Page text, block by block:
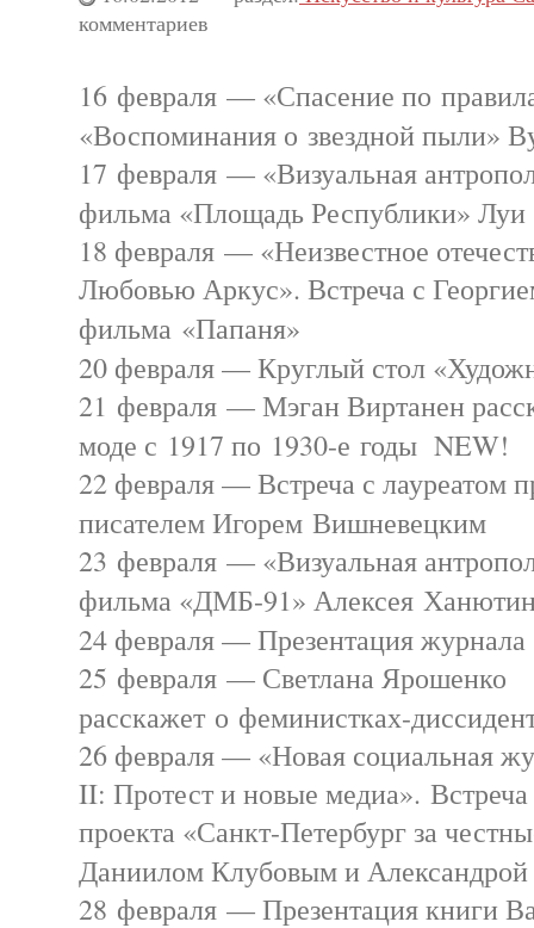
комментариев
16 февраля — «Спасение по
«Воспоминания о звездной пыли»
17 февраля — «Визуальная
фильма «Площадь Республики»
18 февраля — «Неизвестное
Любовью Аркус». Встреча с
фильма «Папаня»
20 февраля — Круглый стол
21 февраля — Мэган Виртанен
моде с 1917 по 1930-е годы NEW!
22 февраля — Встреча с лауреатом
писателем Игорем Вишневецким
23 февраля — «Визуальная
фильма «ДМБ-91» Алексея
24 февраля — Презентация
25 февраля — Светлана Ярошенко
расскажет о феминистках-
26 февраля — «Новая социальная
II: Протест и новые медиа».
проекта «Санкт-Петербург за
Даниилом Клубовым и
28 февраля — Презентация книги